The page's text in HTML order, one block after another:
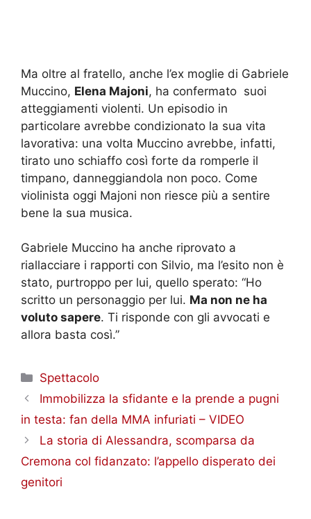
Ma oltre al fratello, anche l’ex moglie di Gabriele
Muccino, Elena Majoni, ha confermato suoi
atteggiamenti violenti. Un episodio in
particolare avrebbe condizionato la sua vita
lavorativa: una volta Muccino avrebbe, infatti,
tirato uno schiaffo così forte da romperle il
timpano, danneggiandola non poco. Come
violinista oggi Majoni non riesce più a sentire
bene la sua musica.
Gabriele Muccino ha anche riprovato a
riallacciare i rapporti con Silvio, ma l’esito non è
stato, purtroppo per lui, quello sperato: “Ho
scritto un personaggio per lui. Ma non ne ha
voluto sapere. Ti risponde con gli avvocati e
allora basta così.”
Categorie
Spettacolo
Immobilizza la sfidante e la prende a pugni
in testa: fan della MMA infuriati – VIDEO
La storia di Alessandra, scomparsa da
Cremona col fidanzato: l’appello disperato dei
genitori